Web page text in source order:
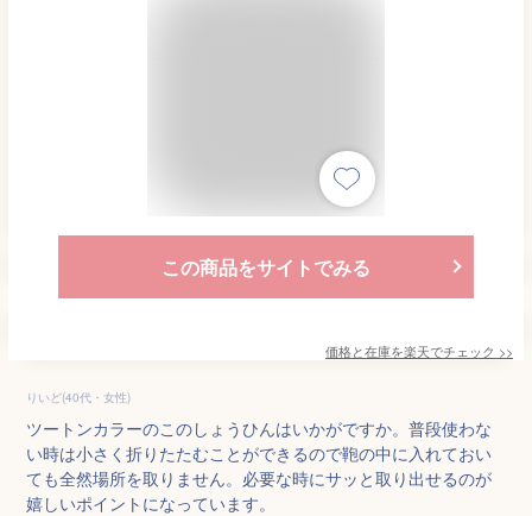
この商品をサイトでみる
価格と在庫を楽天でチェック >>
りいど(40代・女性)
ツートンカラーのこのしょうひんはいかがですか。普段使わな
い時は小さく折りたたむことができるので鞄の中に入れておい
ても全然場所を取りません。必要な時にサッと取り出せるのが
嬉しいポイントになっています。